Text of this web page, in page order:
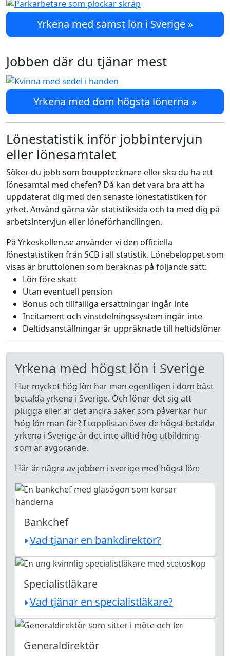
Yrkena med sämst lön i Sverige »
Jobben där du tjänar mest
Yrkena med dom högsta lönerna »
Lönestatistik inför jobbintervjun
eller lönesamtalet
Söker du jobb som boupptecknare eller ska du ha ett
lönesamtal med chefen? Då kan det vara bra att ha
uppdaterat dig med den senaste lönestatistiken för
yrket. Använd gärna vår statistiksida och ta med dig på
arbetsintervjun eller löneförhandlingen.
På Yrkeskollen.se använder vi den officiella
lönestatistiken från SCB i all statistik. Lönebeloppet som
visas är bruttolönen som beräknas på följande sätt:
Lön före skatt
Utan eventuell pension
Bonus och tillfälliga ersättningar ingår inte
Incitament och vinstdelningssystem ingår inte
Deltidsanställningar är uppräknade till heltidslöner
Yrkena med högst lön i Sverige
Hur mycket hög lön har man egentligen i dom bäst
betalda yrkena i Sverige. Och lönar det sig att
plugga eller är det andra saker som påverkar hur
hög lön man får? I topplistan över de högst betalda
yrkena i Sverige är det inte alltid hög utbildning
som är avgörande.
Här är några av jobben i sverige med högst lön:
Bankchef
Vad tjänar en bankdirektör?
Specialistläkare
Vad tjänar en specialistläkare?
Generaldirektör